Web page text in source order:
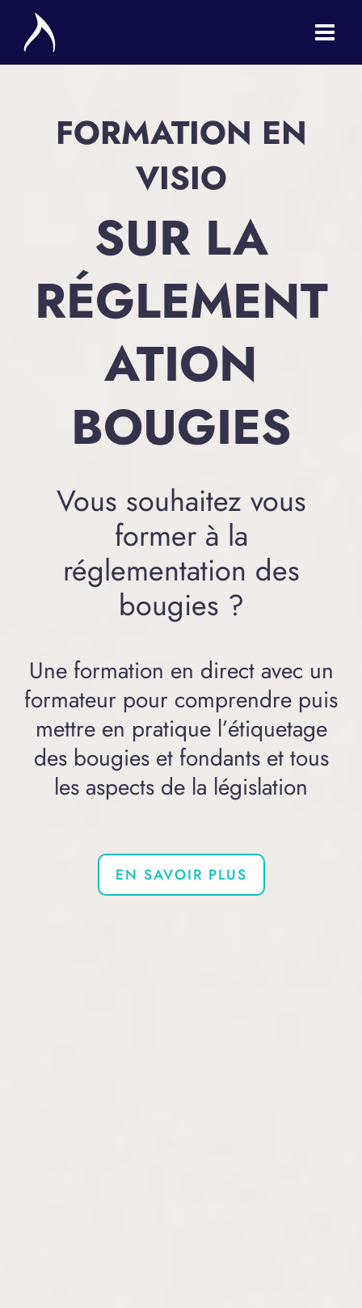
contenu
FORMATION EN
VISIO
SUR LA
RÉGLEMENT
ATION
BOUGIES
Vous souhaitez vous
former à la
réglementation des
bougies ?
Une formation en direct avec un
formateur pour comprendre puis
mettre en pratique l’étiquetage
des bougies et fondants et tous
les aspects de la législation
EN SAVOIR PLUS